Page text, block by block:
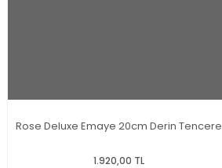
Rose Deluxe Emaye 20cm Derin Tencere
1.920,00 TL